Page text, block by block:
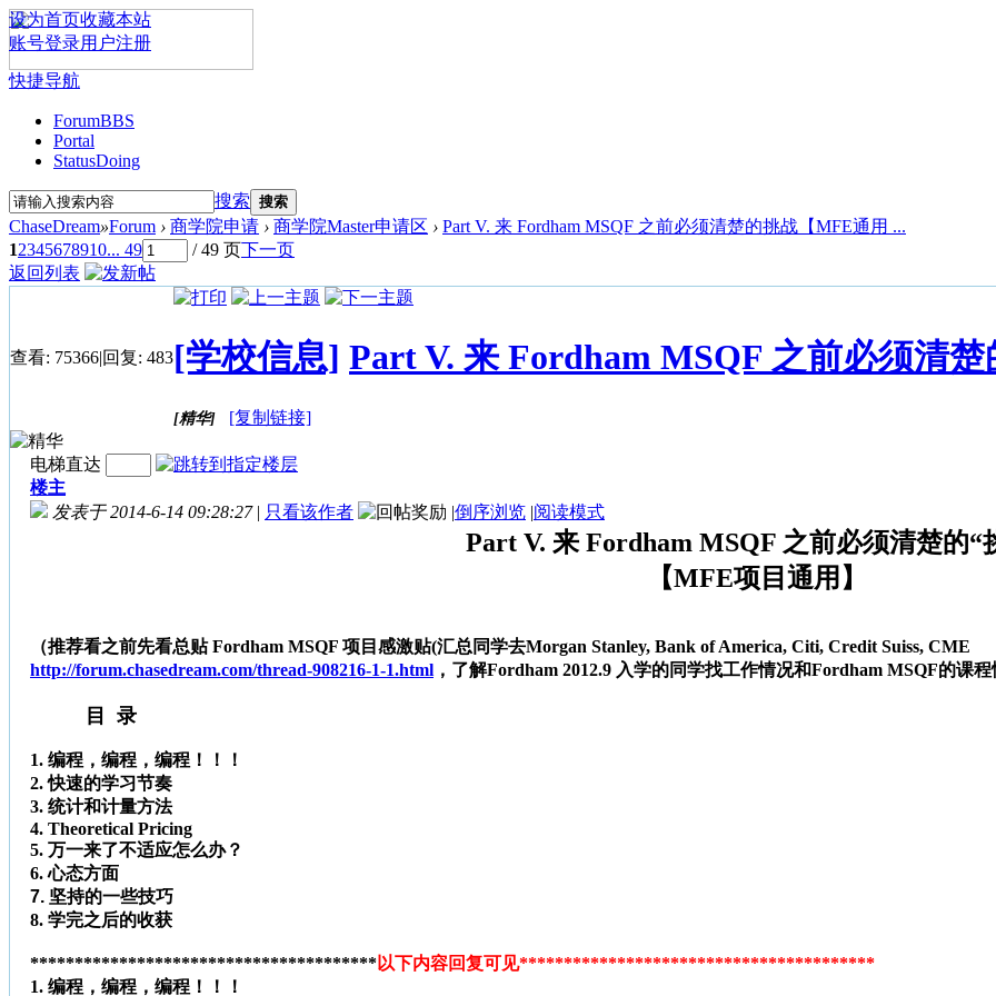
设为首页收藏本站
账号登录用户注册
快捷导航
ForumBBS
Portal
StatusDoing
搜索 搜索
ChaseDream»Forum › 商学院申请 › 商学院Master申请区 › Part V. 来 Fordham MSQF 之前必须清楚的挑战【MFE通用 ...
12345678910... 49 / 49 页下一页
返回列表
查看: 75366|回复: 483[学校信息] Part V. 来 Fordham MSQF 之前必须清楚
[精华] [复制链接]
电梯直达
楼主
发表于 2014-6-14 09:28:27 | 只看该作者 |倒序浏览 |阅读模式
Part V. 来 Fordham MSQF 之前必须清楚的“
【MFE项目通用】
（推荐看之前先看总贴 Fordham MSQF 项目感激贴(汇总同学去Morgan Stanley, Bank of America, Citi, Credit Suiss, CME
http://forum.chasedream.com/thread-908216-1-1.html ，了解Fordham 2012.9 入学的同学找工作情况和Fordham MSQF的课程
目 录
1. 编程，编程，编程！！！
2. 快速的学习节奏
3. 统计和计量方法
4. Theoretical Pricing
5. 万一来了不适应怎么办？
6. 心态方面
7. 坚持的一些技巧
8. 学完之后的收获
***************************************以下内容回复可见****************************************
1. 编程，编程，编程！！！